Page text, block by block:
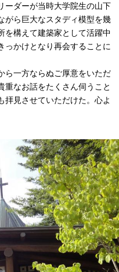
ーダーが当時大学院生の山下
がら巨大なスタディ模型を幾
を構えて建築家として活躍中
っかけとなり再会することに
ら一方ならぬご厚意をいただ
重なお話をたくさん伺うこと
見させていただけた。心よ